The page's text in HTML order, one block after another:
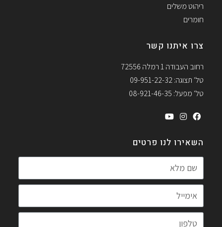
ריהוט משלים
חומרים
צרו איתנו קשר
רחוב העבודה 1 רמלה 72556
טל' תצוגה: 09-951-22-32
טל' מפעל: 08-921-46-35
השאירו לנו פרטים